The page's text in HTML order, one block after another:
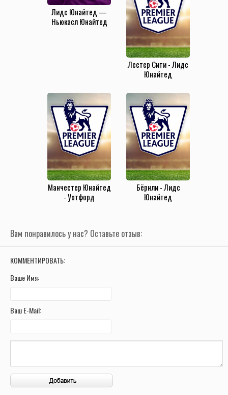
Лидс Юнайтед —
Ньюкасл Юнайтед
Лестер Сити - Лидс
Юнайтед
Манчестер Юнайтед
- Уотфорд
Бёрнли - Лидс
Юнайтед
Вам понравилось у нас? Оставьте отзыв:
КОММЕНТИРОВАТЬ:
Ваше Имя:
Ваш E-Mail: